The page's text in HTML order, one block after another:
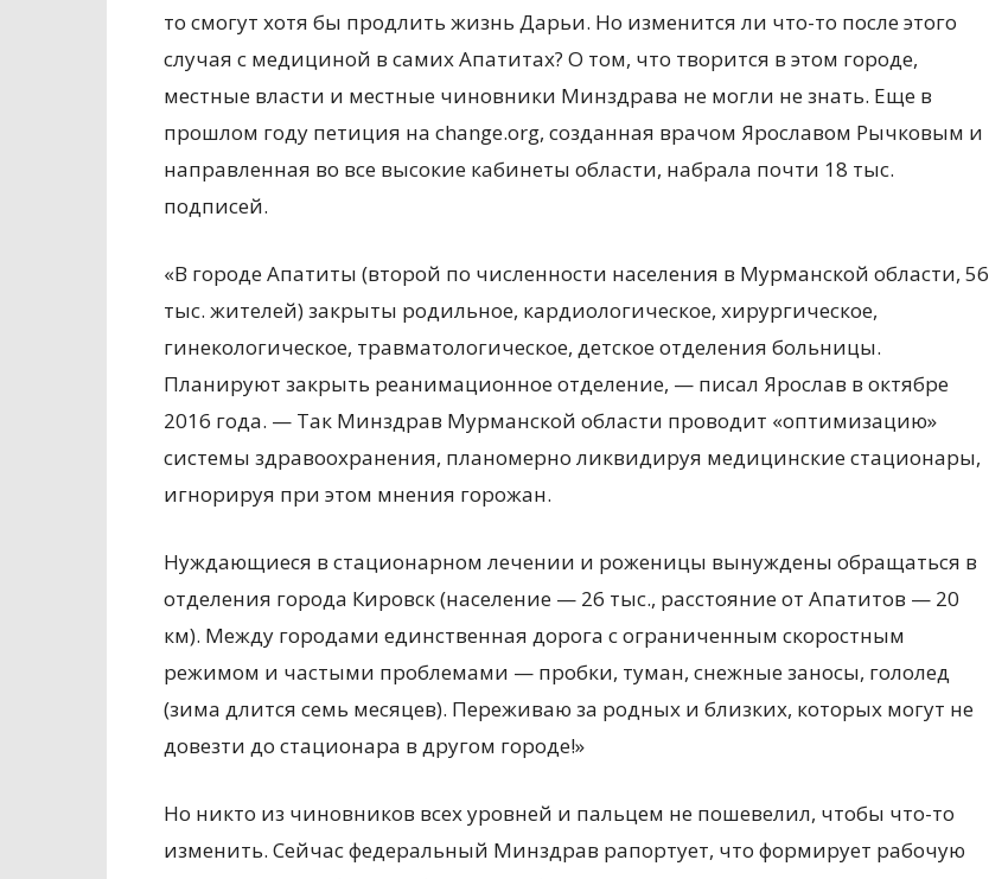
то смогут хотя бы продлить жизнь Дарьи. Но изменится ли что-то после этого
случая с медициной в самих Апатитах? О том, что творится в этом городе,
местные власти и местные чиновники Минздрава не могли не знать. Еще в
прошлом году петиция на change.org, созданная врачом Ярославом Рычковым и
направленная во все высокие кабинеты области, набрала почти 18 тыс.
подписей.
«В городе Апатиты (второй по численности населения в Мурманской области, 56
тыс. жителей) закрыты родильное, кардиологическое, хирургическое,
гинекологическое, травматологическое, детское отделения больницы.
Планируют закрыть реанимационное отделение, — писал Ярослав в октябре
2016 года. — Так Минздрав Мурманской области проводит «оптимизацию»
системы здравоохранения, планомерно ликвидируя медицинские стационары,
игнорируя при этом мнения горожан.
Нуждающиеся в стационарном лечении и роженицы вынуждены обращаться в
отделения города Кировск (население — 26 тыс., расстояние от Апатитов — 20
км). Между городами единственная дорога с ограниченным скоростным
режимом и частыми проблемами — пробки, туман, снежные заносы, гололед
(зима длится семь месяцев). Переживаю за родных и близких, которых могут не
довезти до стационара в другом городе!»
Но никто из чиновников всех уровней и пальцем не пошевелил, чтобы что-то
изменить. Сейчас федеральный Минздрав рапортует, что формирует рабочую